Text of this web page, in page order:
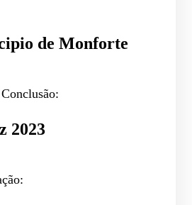
de Monforte
2023